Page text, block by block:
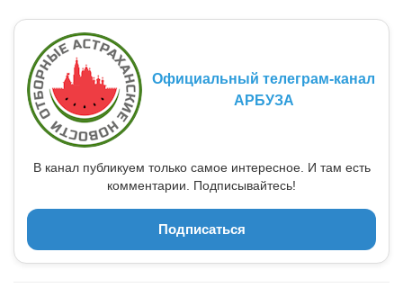
Официальный телеграм-канал
АРБУЗА
В канал публикуем только самое интересное. И там есть
комментарии. Подписывайтесь!
Подписаться